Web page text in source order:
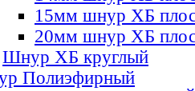
15мм шнур ХБ
20мм шнур ХБ
Шнур ХБ круглый
Полиэфирный